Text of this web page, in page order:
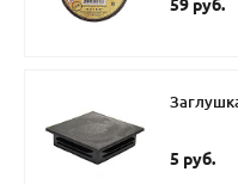
59 руб.
5 руб.